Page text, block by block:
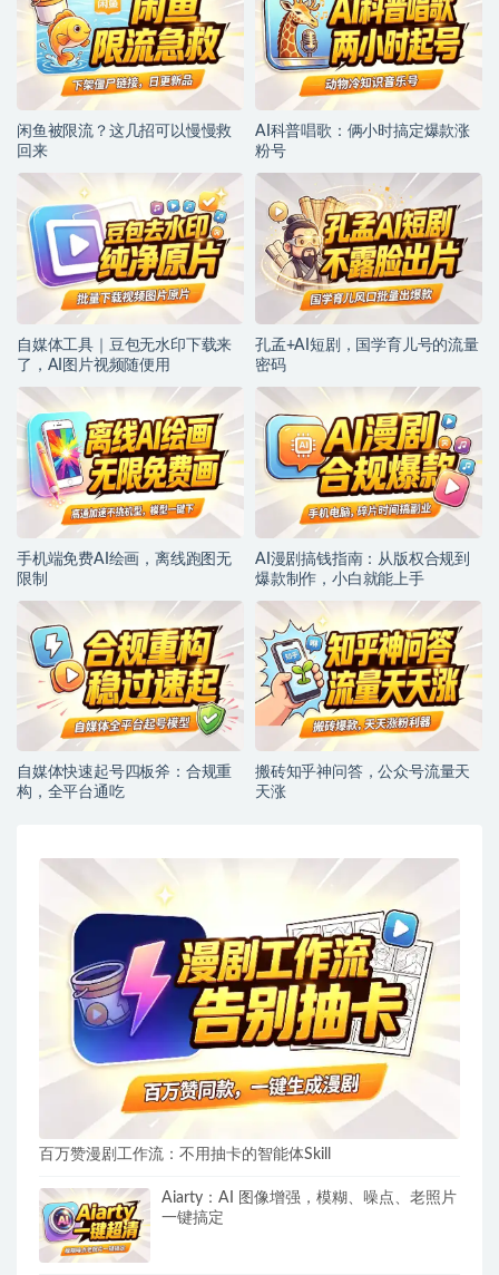
闲鱼被限流？这几招可以慢慢救
回来
AI科普唱歌：俩小时搞定爆款涨
粉号
自媒体工具｜豆包无水印下载来
了，AI图片视频随便用
孔孟+AI短剧，国学育儿号的流量
密码
手机端免费AI绘画，离线跑图无
限制
AI漫剧搞钱指南：从版权合规到
爆款制作，小白就能上手
自媒体快速起号四板斧：合规重
构，全平台通吃
搬砖知乎神问答，公众号流量天
天涨
百万赞漫剧工作流：不用抽卡的智能体Skill
Aiarty：AI 图像增强，模糊、噪点、老照片
一键搞定